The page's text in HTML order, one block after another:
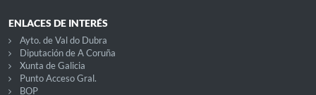
ENLACES DE INTERÉS
Ayto. de Val do Dubra
Diputación de A Coruña
Xunta de Galicia
Punto Acceso Gral.
BOP